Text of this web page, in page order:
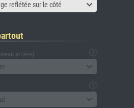
reflétée sur le côté
arrière)